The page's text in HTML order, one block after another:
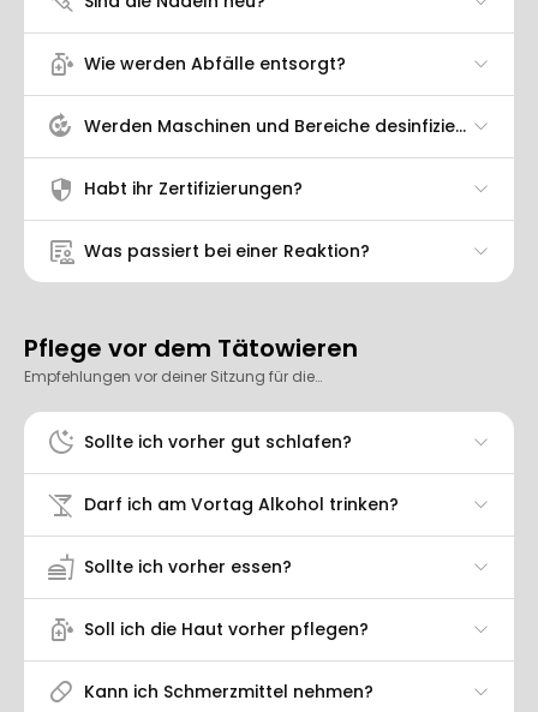
sanitizer Wie werden Abfälle entsorgt?
compost Werden Maschinen und Bereiche desinfiziert?
security Habt ihr Zertifizierungen?
clinical_notes Was passiert bei einer Reaktion?
Pflege vor dem Tätowieren
Empfehlungen vor deiner Sitzung für die besten Ergebnisse.
moon_stars Sollte ich vorher gut schlafen?
no_drinks Darf ich am Vortag Alkohol trinken?
fastfood Sollte ich vorher essen?
sanitizer Soll ich die Haut vorher pflegen?
pill Kann ich Schmerzmittel nehmen?